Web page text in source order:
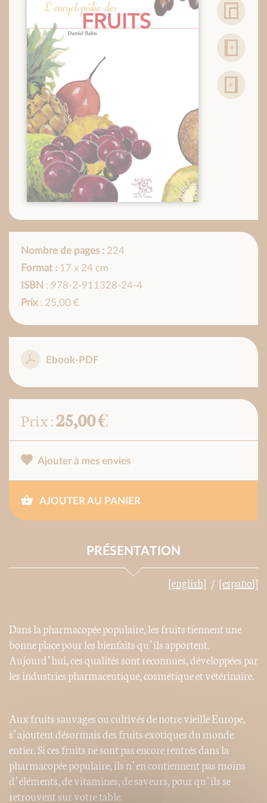
Nombre de pages : 224
Format : 17 x 24 cm
ISBN : 978-2-911328-24-4
Prix: 25,00 €
Ebook-PDF
Prix :25,00 €
Ajouter à mes envies
AJOUTER AU PANIER
PRÉSENTATION
[english] [español]
Dans la pharmacopée populaire, les fruits tiennent une
bonne place pour les bienfaits qu’ils apportent.
Aujourd’hui, ces qualités sont reconnues, développées par
les industries pharmaceutique, cosmétique et vétérinaire.
Aux fruits sauvages ou cultivés de notre vieille Europe,
s’ajoutent désormais des fruits exotiques du monde
entier. Si ces fruits ne sont pas encore rentrés dans la
pharmacopée populaire, ils n’en contiennent pas moins
d’éléments, de vitamines, de saveurs, pour qu’ils se
retrouvent sur votre table.